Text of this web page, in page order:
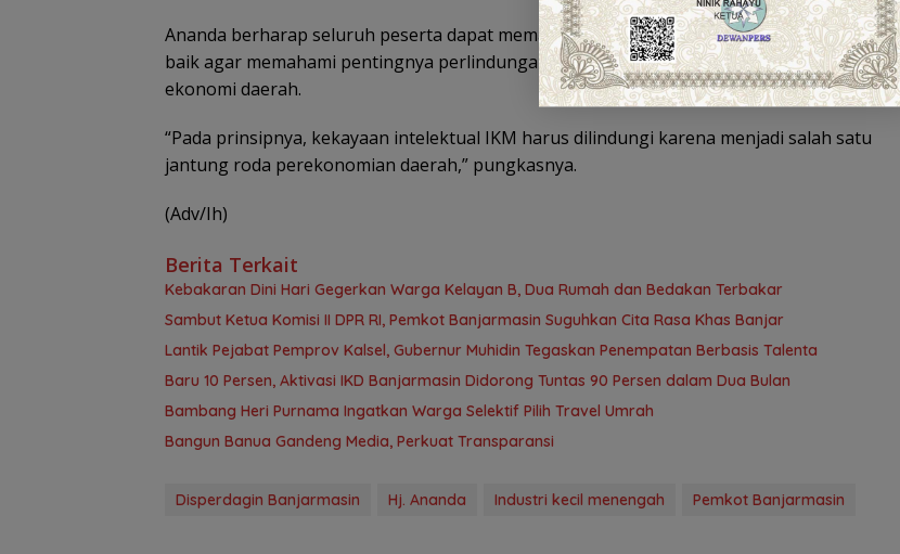
Ananda berharap seluruh peserta dapat memanfaatkan kesempatan tersebut dengan
baik agar memahami pentingnya perlindungan hak merek sebagai bagian dari penguatan
ekonomi daerah.
“Pada prinsipnya, kekayaan intelektual IKM harus dilindungi karena menjadi salah satu
jantung roda perekonomian daerah,” pungkasnya.
(Adv/Ih)
Berita Terkait
Kebakaran Dini Hari Gegerkan Warga Kelayan B, Dua Rumah dan Bedakan Terbakar
Sambut Ketua Komisi II DPR RI, Pemkot Banjarmasin Suguhkan Cita Rasa Khas Banjar
Lantik Pejabat Pemprov Kalsel, Gubernur Muhidin Tegaskan Penempatan Berbasis Talenta
Baru 10 Persen, Aktivasi IKD Banjarmasin Didorong Tuntas 90 Persen dalam Dua Bulan
Bambang Heri Purnama Ingatkan Warga Selektif Pilih Travel Umrah
Bangun Banua Gandeng Media, Perkuat Transparansi
Disperdagin Banjarmasin Hj. Ananda Industri kecil menengah Pemkot Banjarmasin